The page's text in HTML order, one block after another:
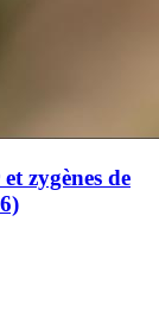
zygènes de